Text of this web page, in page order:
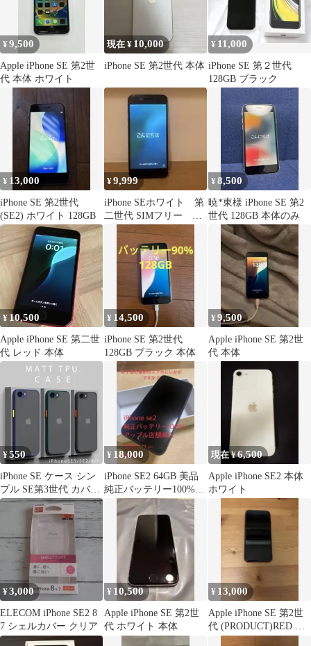
¥9,500
Apple iPhone SE 第2世
代 本体 ホワイト
現在 ¥10,000
iPhone SE 第2世代 本体
¥ 11,000
iPhone SE 第２世代
128GB ブラック
¥ 13,000
iPhone SE 第2世代
(SE2) ホワイト 128GB
¥9,999
iPhone SEホワイト 第
二世代 SIMフリー 本
¥8,500
暁*東様 iPhone SE 第2
世代 128GB 本体のみ
¥ 10,500
Apple iPhone SE 第二世
代 レッド 本体
¥ 14,500
iPhone SE 第2世代
128GB ブラック 本体
¥9,500
Apple iPhone SE 第2世
代 本体
¥550
iPhone SE ケース シン
プル SE第3世代 カバー
半透明 マット SE第2世
代 iPhone8 iPhone7 黒
ブラック 緑 グリーン
紺 ネイビー 指紋防止
送料無料
¥ 18,000
iPhone SE2 64GB 美品
純正バッテリー100%
SIMフリー
現在 ¥6,500
Apple iPhone SE2 本体
ホワイト
¥3,000
ELECOM iPhone SE2 8
7 シェルカバー クリア
¥ 10,500
Apple iPhone SE 第2世
代 ホワイト 本体
¥ 13,000
Apple iPhone SE 第2世
代 (PRODUCT)RED 本